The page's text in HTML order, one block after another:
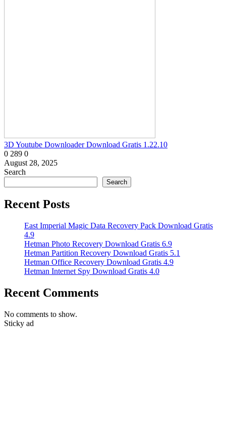
3D Youtube Downloader Download Gratis 1.22.10
0 289 0
August 28, 2025
Search
Search
Recent Posts
East Imperial Magic Data Recovery Pack Download Gratis
4.9
Hetman Photo Recovery Download Gratis 6.9
Hetman Partition Recovery Download Gratis 5.1
Hetman Office Recovery Download Gratis 4.9
Hetman Internet Spy Download Gratis 4.0
Recent Comments
No comments to show.
Sticky ad